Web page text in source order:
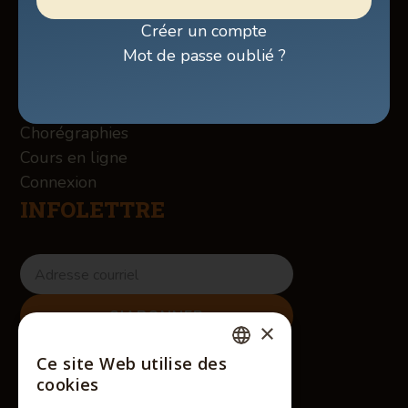
Créer un compte
Mot de passe oublié ?
Billetterie
À propos des Winslow
Contact
Chorégraphies
Cours en ligne
Connexion
INFOLETTRE
RÉSEAUX SOCIAUX
×
Ce site Web utilise des
cookies